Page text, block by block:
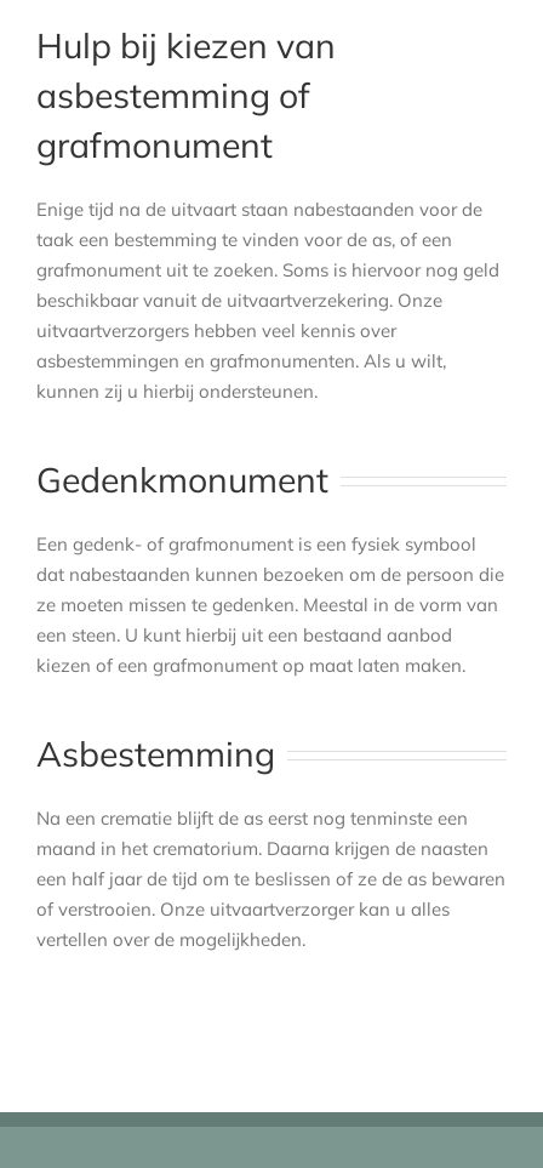
Hulp bij kiezen van
asbestemming of
grafmonument
Enige tijd na de uitvaart staan nabestaanden voor de
taak een bestemming te vinden voor de as, of een
grafmonument uit te zoeken. Soms is hiervoor nog geld
beschikbaar vanuit de uitvaartverzekering. Onze
uitvaartverzorgers hebben veel kennis over
asbestemmingen en grafmonumenten. Als u wilt,
kunnen zij u hierbij ondersteunen.
Gedenkmonument
Een gedenk- of grafmonument is een fysiek symbool
dat nabestaanden kunnen bezoeken om de persoon die
ze moeten missen te gedenken. Meestal in de vorm van
een steen. U kunt hierbij uit een bestaand aanbod
kiezen of een grafmonument op maat laten maken.
Asbestemming
Na een crematie blijft de as eerst nog tenminste een
maand in het crematorium. Daarna krijgen de naasten
een half jaar de tijd om te beslissen of ze de as bewaren
of verstrooien. Onze uitvaartverzorger kan u alles
vertellen over de mogelijkheden.